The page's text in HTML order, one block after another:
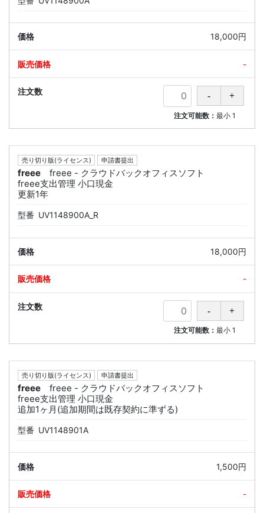
18,000円
-
注文可能数：最小 1
売り切り版(ライセンス) 申請書提出
freee
freee - クラウドバックオフィスソフト
freee支出管理 小口現金
更新1年
型番 UV1148900A_R
18,000円
-
注文可能数：最小 1
売り切り版(ライセンス) 申請書提出
freee
freee - クラウドバックオフィスソフト
freee支出管理 小口現金
追加1ヶ月(追加期間は既存契約に準ずる)
型番 UV1148901A
1,500円
-